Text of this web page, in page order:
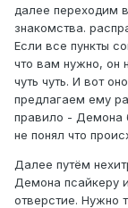
далее переходим
знакомства.
Если все пункты
что вам нужно, он
чуть чуть. И вот
предлагаем ему
правило - Демона
не понял что
Далее путём
Демона псайкеру
отверстие. Нужно